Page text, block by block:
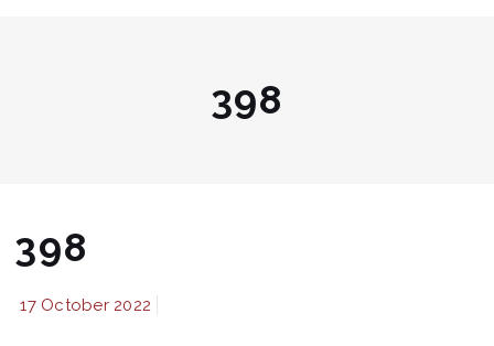
398
398
17 October 2022